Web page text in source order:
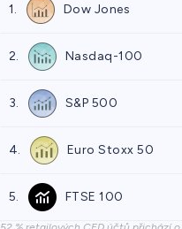
1. Dow Jones
2. Nasdaq-100
3. S&P 500
4. Euro Stoxx 50
5. FTSE 100